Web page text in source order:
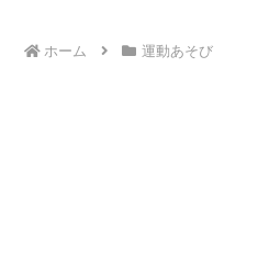
ホーム 運動あそび